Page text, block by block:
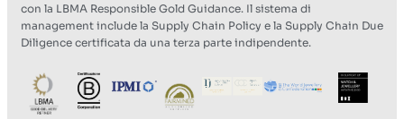
con la LBMA Responsible Gold Guidance. Il sistema di
management include la Supply Chain Policy e la Supply Chain Due
Diligence certificata da una terza parte indipendente.